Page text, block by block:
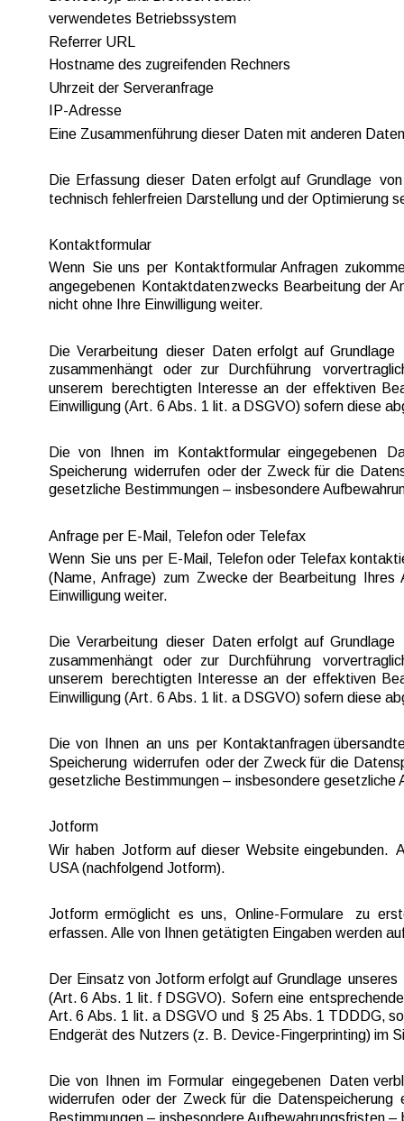
verwendetes Betriebssystem
Referrer URL
Hostname des zugreifenden Rechners
Uhrzeit der Serveranfrage
IP-Adresse
Eine Zusammenführung dieser Daten mit anderen
Die Erfassung dieser Daten erfolgt auf Grundlage
technisch fehlerfreien Darstellung und der Optimierung
Kontaktformular
Wenn Sie uns per Kontaktformular Anfragen
angegebenen Kontaktdaten zwecks Bearbeitung der
nicht ohne Ihre Einwilligung weiter.
Die Verarbeitung dieser Daten erfolgt auf Grundlage
zusammenhängt
oder zur Durchführung
unserem
berechtigten Interesse an der effektiven
Einwilligung (Art. 6 Abs. 1 lit. a DSGVO) sofern diese
Die von Ihnen im Kontaktformular eingegebenen
Speicherung widerrufen oder der Zweck für die
gesetzliche Bestimmungen – insbesondere
Anfrage per E-Mail, Telefon oder Telefax
Wenn Sie uns per E-Mail, Telefon oder Telefax
(Name, Anfrage) zum Zwecke der Bearbeitung Ihres
Einwilligung weiter.
Die Verarbeitung dieser Daten erfolgt auf Grundlage
zusammenhängt
oder zur Durchführung
unserem
berechtigten Interesse an der effektiven
Einwilligung (Art. 6 Abs. 1 lit. a DSGVO) sofern diese
Die von Ihnen an uns per Kontaktanfragen
Speicherung widerrufen oder der Zweck für die
gesetzliche Bestimmungen – insbesondere gesetzliche
Jotform
Wir haben Jotform auf dieser Website eingebunden.
USA (nachfolgend Jotform).
Jotform ermöglicht es uns, Online-Formulare zu
erfassen. Alle von Ihnen getätigten Eingaben werden
Der Einsatz von Jotform erfolgt auf Grundlage
(Art. 6 Abs. 1 lit. f DSGVO). Sofern eine
Art. 6 Abs. 1 lit. a DSGVO und § 25 Abs. 1 TDDDG,
Endgerät des Nutzers (z. B. Device-Fingerprinting) im
Die von Ihnen im Formular eingegebenen Daten
widerrufen oder der Zweck für die Datenspeicherung
Bestimmungen – insbesondere Aufbewahrungsfristen –